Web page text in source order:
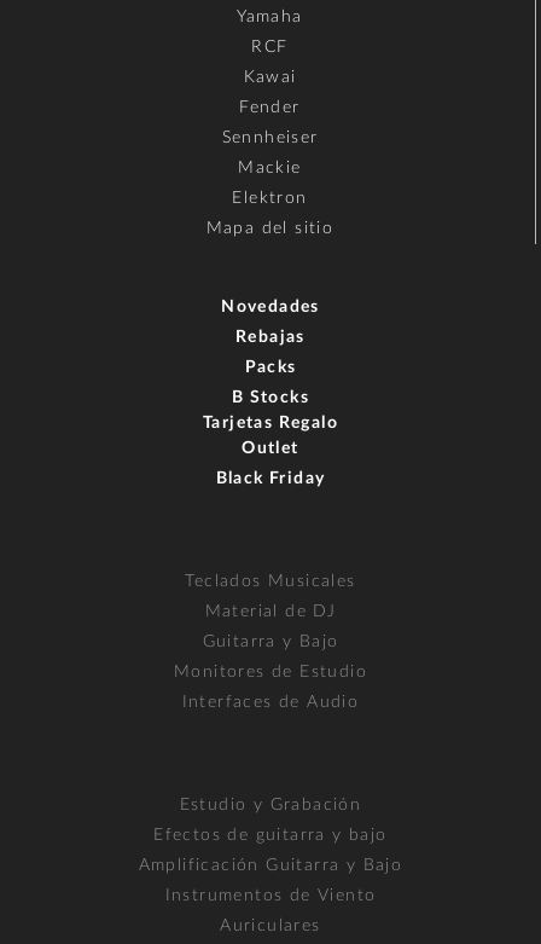
Yamaha
RCF
Kawai
Fender
Sennheiser
Mackie
Elektron
Mapa del sitio
Novedades
Rebajas
Packs
B Stocks
Tarjetas Regalo
Outlet
Black Friday
Teclados Musicales
Material de DJ
Guitarra y Bajo
Monitores de Estudio
Interfaces de Audio
Estudio y Grabación
Efectos de guitarra y bajo
Amplificación Guitarra y Bajo
Instrumentos de Viento
Auriculares